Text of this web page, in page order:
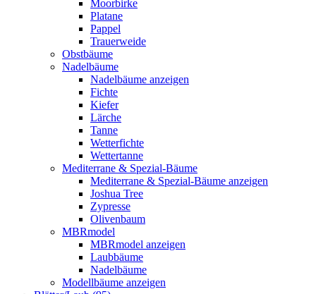
Moorbirke
Platane
Pappel
Trauerweide
Obstbäume
Nadelbäume
Nadelbäume anzeigen
Fichte
Kiefer
Lärche
Tanne
Wetterfichte
Wettertanne
Mediterrane & Spezial-Bäume
Mediterrane & Spezial-Bäume anzeigen
Joshua Tree
Zypresse
Olivenbaum
MBRmodel
MBRmodel anzeigen
Laubbäume
Nadelbäume
Modellbäume anzeigen